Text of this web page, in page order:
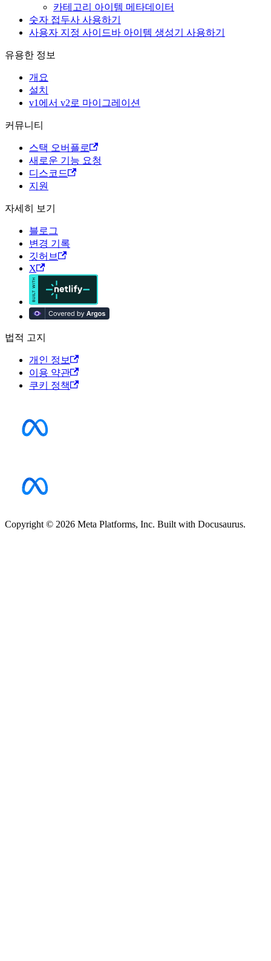
카테고리 아이템 메타데이터
숫자 접두사 사용하기
사용자 지정 사이드바 아이템 생성기 사용하기
유용한 정보
개요
설치
v1에서 v2로 마이그레이션
커뮤니티
스택 오버플로
새로운 기능 요청
디스코드
지원
자세히 보기
블로그
변경 기록
깃허브
X
법적 고지
개인 정보
이용 약관
쿠키 정책
Copyright © 2026 Meta Platforms, Inc. Built with Docusaurus.